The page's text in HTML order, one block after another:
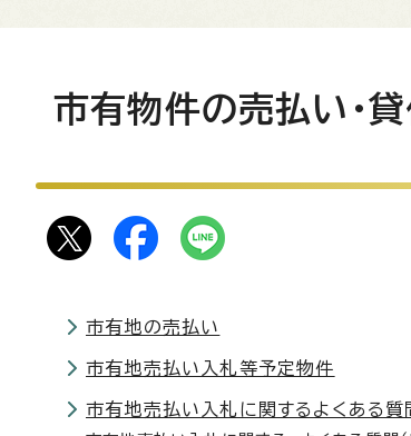
市有物件の売払い・
市有地の売払い
市有地売払い入札等予定物件
市有地売払い入札に関するよくある質